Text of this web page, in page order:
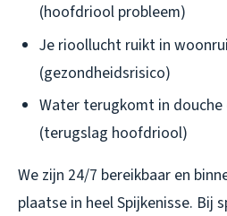
(hoofdriool probleem)
Je rioollucht ruikt in
(gezondheidsrisico)
Water terugkomt in douche
(terugslag hoofdriool)
We zijn 24/7 bereikbaar en
plaatse in heel Spijkenisse. Bij